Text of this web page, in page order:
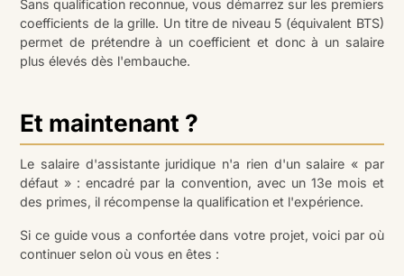
Sans qualification reconnue, vous démarrez sur les premiers
coefficients de la grille. Un titre de niveau 5 (équivalent BTS)
permet de prétendre à un coefficient et donc à un salaire
plus élevés dès l'embauche.
Et maintenant ?
Le salaire d'assistante juridique n'a rien d'un salaire « par
défaut » : encadré par la convention, avec un 13e mois et
des primes, il récompense la qualification et l'expérience.
Si ce guide vous a confortée dans votre projet, voici par où
continuer selon où vous en êtes :